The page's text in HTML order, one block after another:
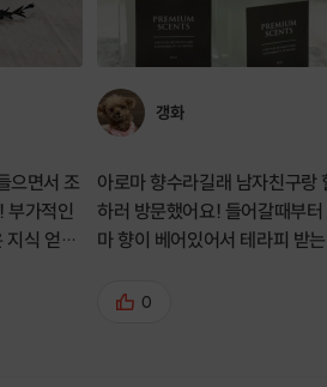
으면서 조
부가적인
맞춰주시
갱화
아로마 향수라길래 남자친구랑
하러 방문했어요! 들어갈때부터
마 향이 베어있어서 테라피 받
피도 만들어 주셨는데 너무 맛
0